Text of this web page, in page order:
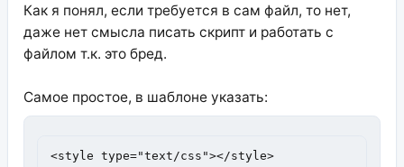
Как я понял, если требуется в сам файл, то нет,
даже нет смысла писать скрипт и работать с
файлом т.к. это бред.
Самое простое, в шаблоне указать:
<style type="text/css"></style>